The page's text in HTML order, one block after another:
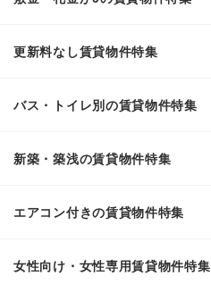
更新料なし賃貸物件特集
バス・トイレ別の賃貸物件特集
新築・築浅の賃貸物件特集
エアコン付きの賃貸物件特集
女性向け・女性専用賃貸物件特集